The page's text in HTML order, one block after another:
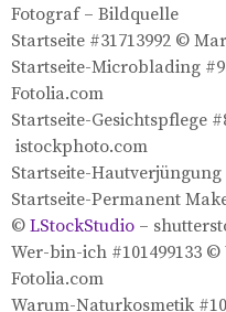
Fotograf – Bildquelle
Startseite #31713992 ©
Startseite-Microblading
Fotolia.com
Startseite-Gesichtspflege
istockphoto.com
Startseite-Hautverjüngung
Startseite-Permanent
©LStockStudio –
Wer-bin-ich #101499133
Fotolia.com
Warum-Naturkosmetik